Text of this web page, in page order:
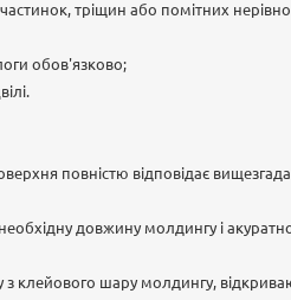
тріщин або помітних
обов'язково;
повністю відповідає
довжину молдингу і
з клейового шару молдингу,